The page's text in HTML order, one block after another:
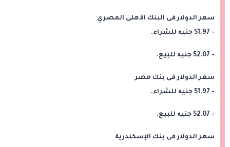
سعر الدولار فى البنك الأهلى المصري
- 51.97 جنيه للشراء.
- 52.07 جنيه للبيع.
سعر الدولار فى بنك مصر
- 51.97 جنيه للشراء.
- 52.07 جنيه للبيع.
سعر الدولار فى بنك الإسكندرية